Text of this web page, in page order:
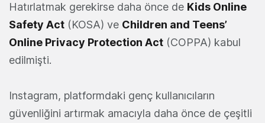
Hatırlatmak gerekirse daha önce de Kids Online
Safety Act (KOSA) ve Children and Teens’
Online Privacy Protection Act (COPPA) kabul
edilmişti.
Instagram, platformdaki genç kullanıcıların
güvenliğini artırmak amacıyla daha önce de çeşitli